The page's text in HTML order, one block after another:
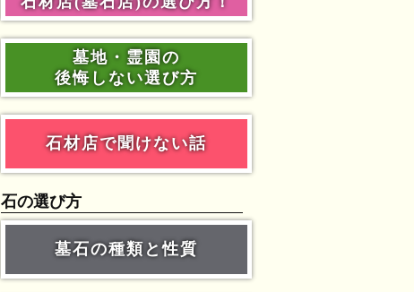
墓地・霊園の
後悔しない選び方
石材店で聞けない話
石の選び方
墓石の種類と性質